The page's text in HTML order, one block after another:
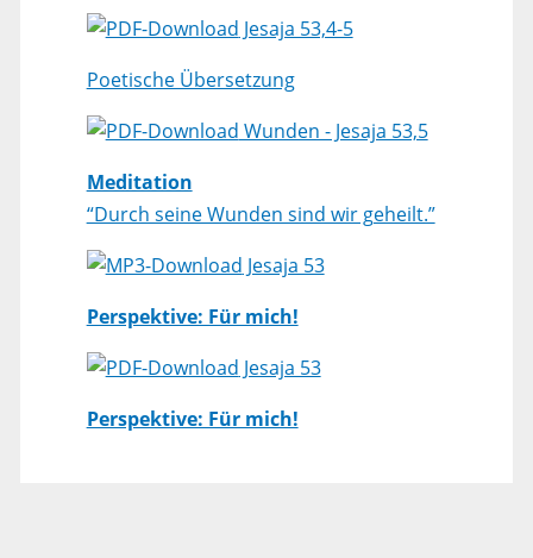
Jesaja 53,4-5
Poetische Übersetzung
Wunden - Jesaja 53,5
Meditation
“Durch seine Wunden sind wir geheilt.”
Jesaja 53
Perspektive: Für mich!
Jesaja 53
Perspektive: Für mich!